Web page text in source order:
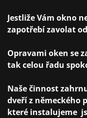
Jestliže Vám okno
zapotřebí zavolat
Opravami oken se
tak celou řadu
Naše činnost
dveří z německého
které instalujeme